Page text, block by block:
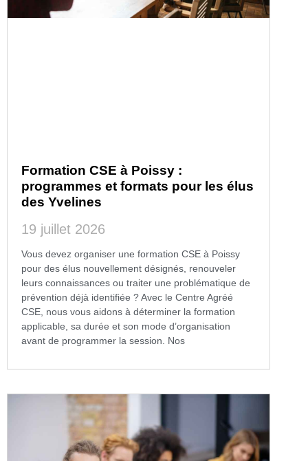
Formation CSE à Poissy :
programmes et formats pour les élus
des Yvelines
19 juillet 2026
Vous devez organiser une formation CSE à Poissy
pour des élus nouvellement désignés, renouveler
leurs connaissances ou traiter une problématique de
prévention déjà identifiée ? Avec le Centre Agréé
CSE, nous vous aidons à déterminer la formation
applicable, sa durée et son mode d’organisation
avant de programmer la session. Nos